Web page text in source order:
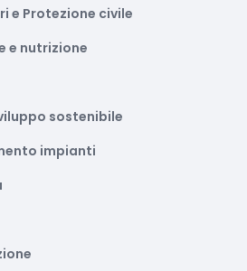
e Protezione civile
e nutrizione
sostenibile
impianti